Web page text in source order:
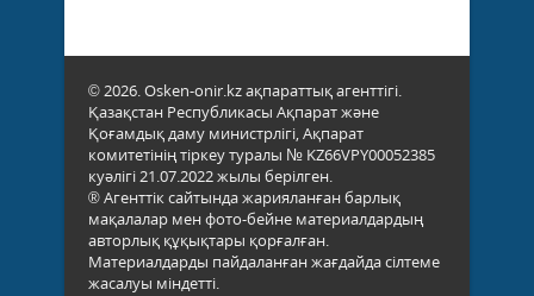
© 2026. Osken-onir.kz ақпараттық агенттігі.
Қазақстан Республикасы Ақпарат және
Қоғамдық даму министрлігі, Ақпарат
комитетінің тіркеу туралы № KZ66VPY00052385
куәлігі 21.07.2022 жылы берілген.
® Агенттік сайтында жарияланған барлық
мақалалар мен фото-бейне материалдардың
авторлық құқықтары қорғалған.
Материалдарды пайдаланған жағдайда сілтеме
жасалуы міндетті.